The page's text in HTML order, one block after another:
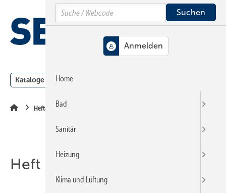
Hauptinhalt
Hauptmenü
SiteSearch
Kataloge Meldungen
Heftarchiv
Heft 20-2013
Search
Home
Bad
Sanitär
Heizung
Klima und Lüftung